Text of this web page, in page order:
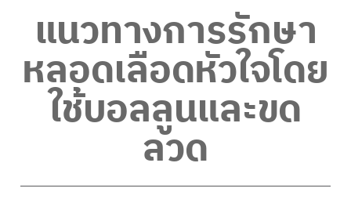
แนวทางการรักษา
หลอดเลือดหัวใจโดย
ใช้บอลลูนและขด
ลวด